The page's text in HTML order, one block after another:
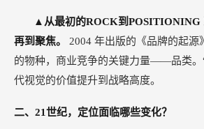
▲从最初的ROCK到POSITIONING
再到聚焦。 2004 年出版的《品牌的起源
的物种，商业竞争的关键力量——品类。
代视觉的价值提升到战略高度。
二、21世纪，定位面临哪些变化？